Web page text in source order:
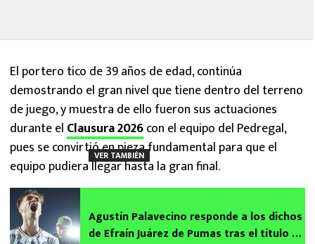
El portero tico de 39 años de edad, continúa
demostrando el gran nivel que tiene dentro del terreno
de juego, y muestra de ello fueron sus actuaciones
durante el Clausura 2026con el equipo del Pedregal,
pues se convirtió en pieza fundamental para que el
equipo pudiera llegar hasta la gran final.
VER TAMBIÉN
Agustín Palavecino responde a los dichos
de Efraín Juárez de Pumas tras el título de